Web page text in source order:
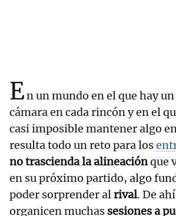
En un mundo en el que hay
cámara en cada rincón y en el
casi imposible mantener algo
resulta todo un reto para los
no trascienda la alineaciónque
en su próximo partido, algo
poder sorprender alrival. De
organicen muchas sesiones a